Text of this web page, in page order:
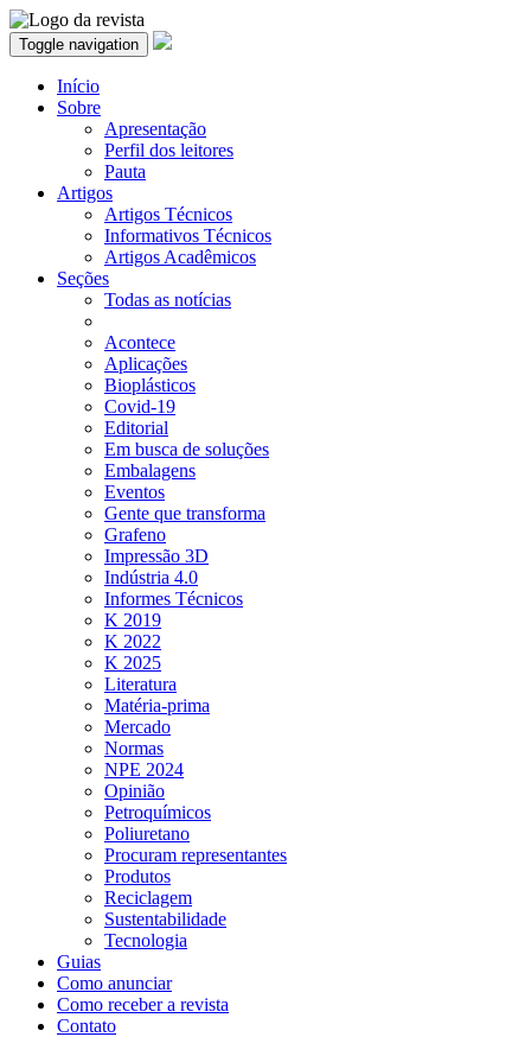
Toggle navigation
Início
Sobre
Apresentação
Perfil dos leitores
Pauta
Artigos
Artigos Técnicos
Informativos Técnicos
Artigos Acadêmicos
Seções
Todas as notícias
Acontece
Aplicações
Bioplásticos
Covid-19
Editorial
Em busca de soluções
Embalagens
Eventos
Gente que transforma
Grafeno
Impressão 3D
Indústria 4.0
Informes Técnicos
K 2019
K 2022
K 2025
Literatura
Matéria-prima
Mercado
Normas
NPE 2024
Opinião
Petroquímicos
Poliuretano
Procuram representantes
Produtos
Reciclagem
Sustentabilidade
Tecnologia
Guias
Como anunciar
Como receber a revista
Contato